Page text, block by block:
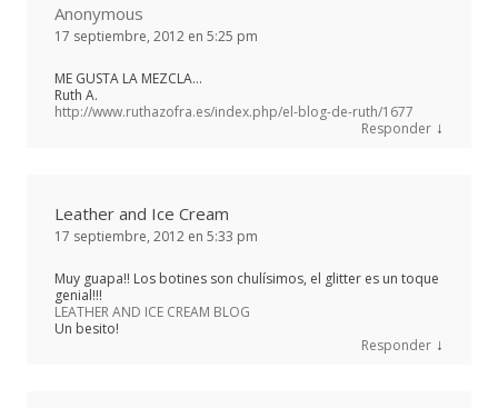
Anonymous
17 septiembre, 2012 en 5:25 pm
ME GUSTA LA MEZCLA…
Ruth A.
http://www.ruthazofra.es/index.php/el-blog-de-ruth/1677
Responder ↓
Leather and Ice Cream
17 septiembre, 2012 en 5:33 pm
Muy guapa!! Los botines son chulísimos, el glitter es un toque
genial!!!
LEATHER AND ICE CREAM BLOG
Un besito!
Responder ↓